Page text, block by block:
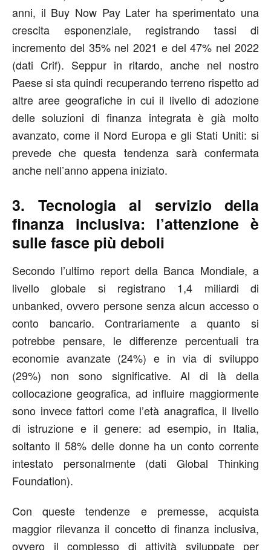
anni, il Buy Now Pay Later ha sperimentato una
crescita esponenziale, registrando tassi di
incremento del 35% nel 2021 e del 47% nel 2022
(dati Crif). Seppur in ritardo, anche nel nostro
Paese si sta quindi recuperando terreno rispetto ad
altre aree geografiche in cui il livello di adozione
delle soluzioni di finanza integrata è già molto
avanzato, come il Nord Europa e gli Stati Uniti: si
prevede che questa tendenza sarà confermata
anche nell’anno appena iniziato.
3. Tecnologia al servizio della
finanza inclusiva: l’attenzione è
sulle fasce più deboli
Secondo l’ultimo report della Banca Mondiale, a
livello globale si registrano 1,4 miliardi di
unbanked, ovvero persone senza alcun accesso o
conto bancario. Contrariamente a quanto si
potrebbe pensare, le differenze percentuali tra
economie avanzate (24%) e in via di sviluppo
(29%) non sono significative. Al di là della
collocazione geografica, ad influire maggiormente
sono invece fattori come l’età anagrafica, il livello
di istruzione e il genere: ad esempio, in Italia,
soltanto il 58% delle donne ha un conto corrente
intestato personalmente (dati Global Thinking
Foundation).
Con queste tendenze e premesse, acquista
maggior rilevanza il concetto di finanza inclusiva,
ovvero il complesso di attività sviluppate per